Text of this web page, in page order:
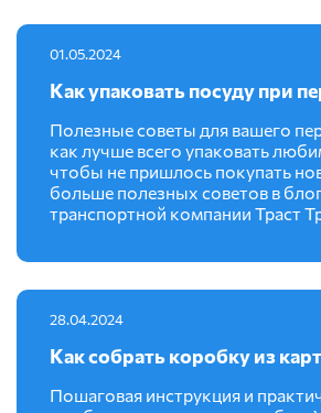
01.05.2024
Как упаковать посуду при
Полезные советы для вашего
как лучше всего упаковать
чтобы не пришлось покупать
больше полезных советов в
транспортной компании Траст
28.04.2024
Как собрать коробку из
Пошаговая инструкция и